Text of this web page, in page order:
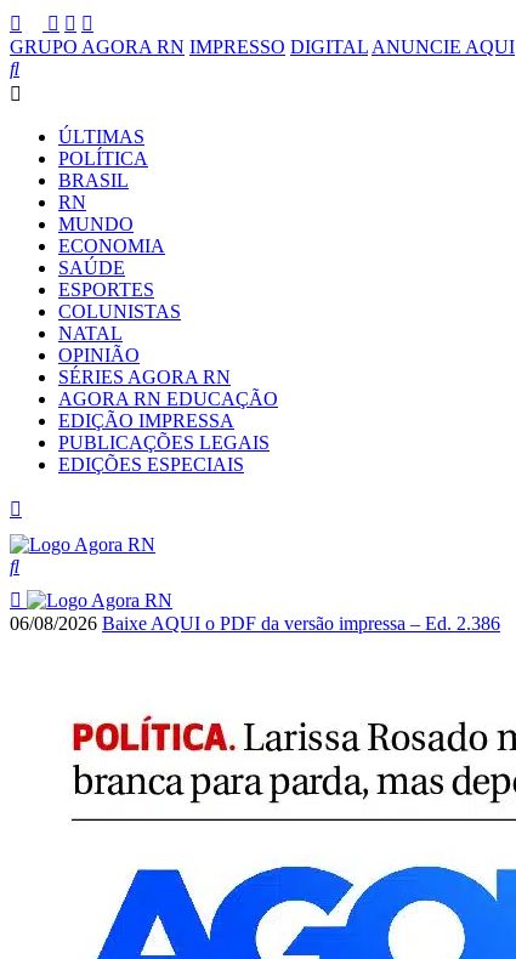
GRUPO AGORA RN IMPRESSO DIGITAL ANUNCIE AQUI
ÚLTIMAS
POLÍTICA
BRASIL
RN
MUNDO
ECONOMIA
SAÚDE
ESPORTES
COLUNISTAS
NATAL
OPINIÃO
SÉRIES AGORA RN
AGORA RN EDUCAÇÃO
EDIÇÃO IMPRESSA
PUBLICAÇÕES LEGAIS
EDIÇÕES ESPECIAIS
06/08/2026 Baixe AQUI o PDF da versão impressa – Ed. 2.386